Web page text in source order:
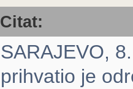
Citat:
SARAJEVO,
prihvatio je